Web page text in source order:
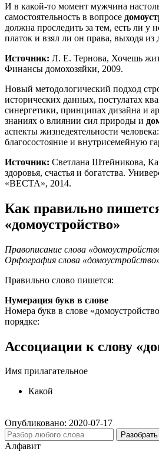
И в какой-то момент мужчина
самостоятельность в вопросе
должна проследить за тем, есть ли у
платок и взял ли он права, выходя из
Источник: Л. Е. Тернова, Хочешь
Финансы домохозяйки, 2009.
Новый методологический подход
исторических данных, постулатах
синергетики, принципах дизайна и
знаниях о влиянии сил природы и
аспекты жизнедеятельности
благосостояние и внутрисемейную
Источник: Светлана Штейникова,
здоровья, счастья и богатства.
«ВЕСТА», 2014.
Как правильно
«домоустройство»
Правописание слова
Орфография слова
Правильно слово пишется:
Нумерация букв в слове
Номера букв в слове
порядке:
Ассоциации к слову
Имя прилагательное
Какой
Опубликовано: 2020-07-17
Разобрать
Алфавит